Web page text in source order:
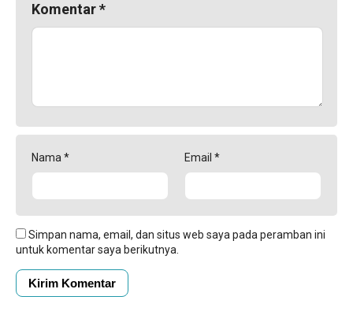
Komentar*
Nama* Email *
Simpan nama, email, dan situs web saya pada peramban ini
untuk komentar saya berikutnya.